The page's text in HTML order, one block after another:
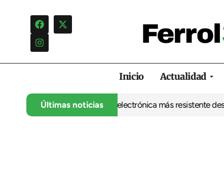
Inicio Actualidad
Últimas noticias
abre la puerta a una electrónica más resistente desde Ferrol